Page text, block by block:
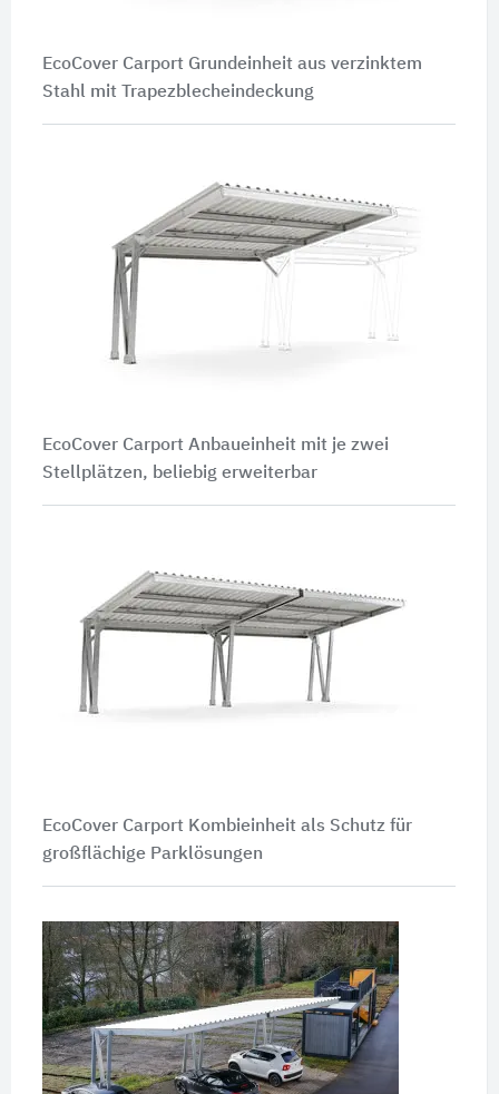
EcoCover Carport Grundeinheit aus verzinktem
Stahl mit Trapezblecheindeckung
EcoCover Carport Anbaueinheit mit je zwei
Stellplätzen, beliebig erweiterbar
EcoCover Carport Kombieinheit als Schutz für
großflächige Parklösungen